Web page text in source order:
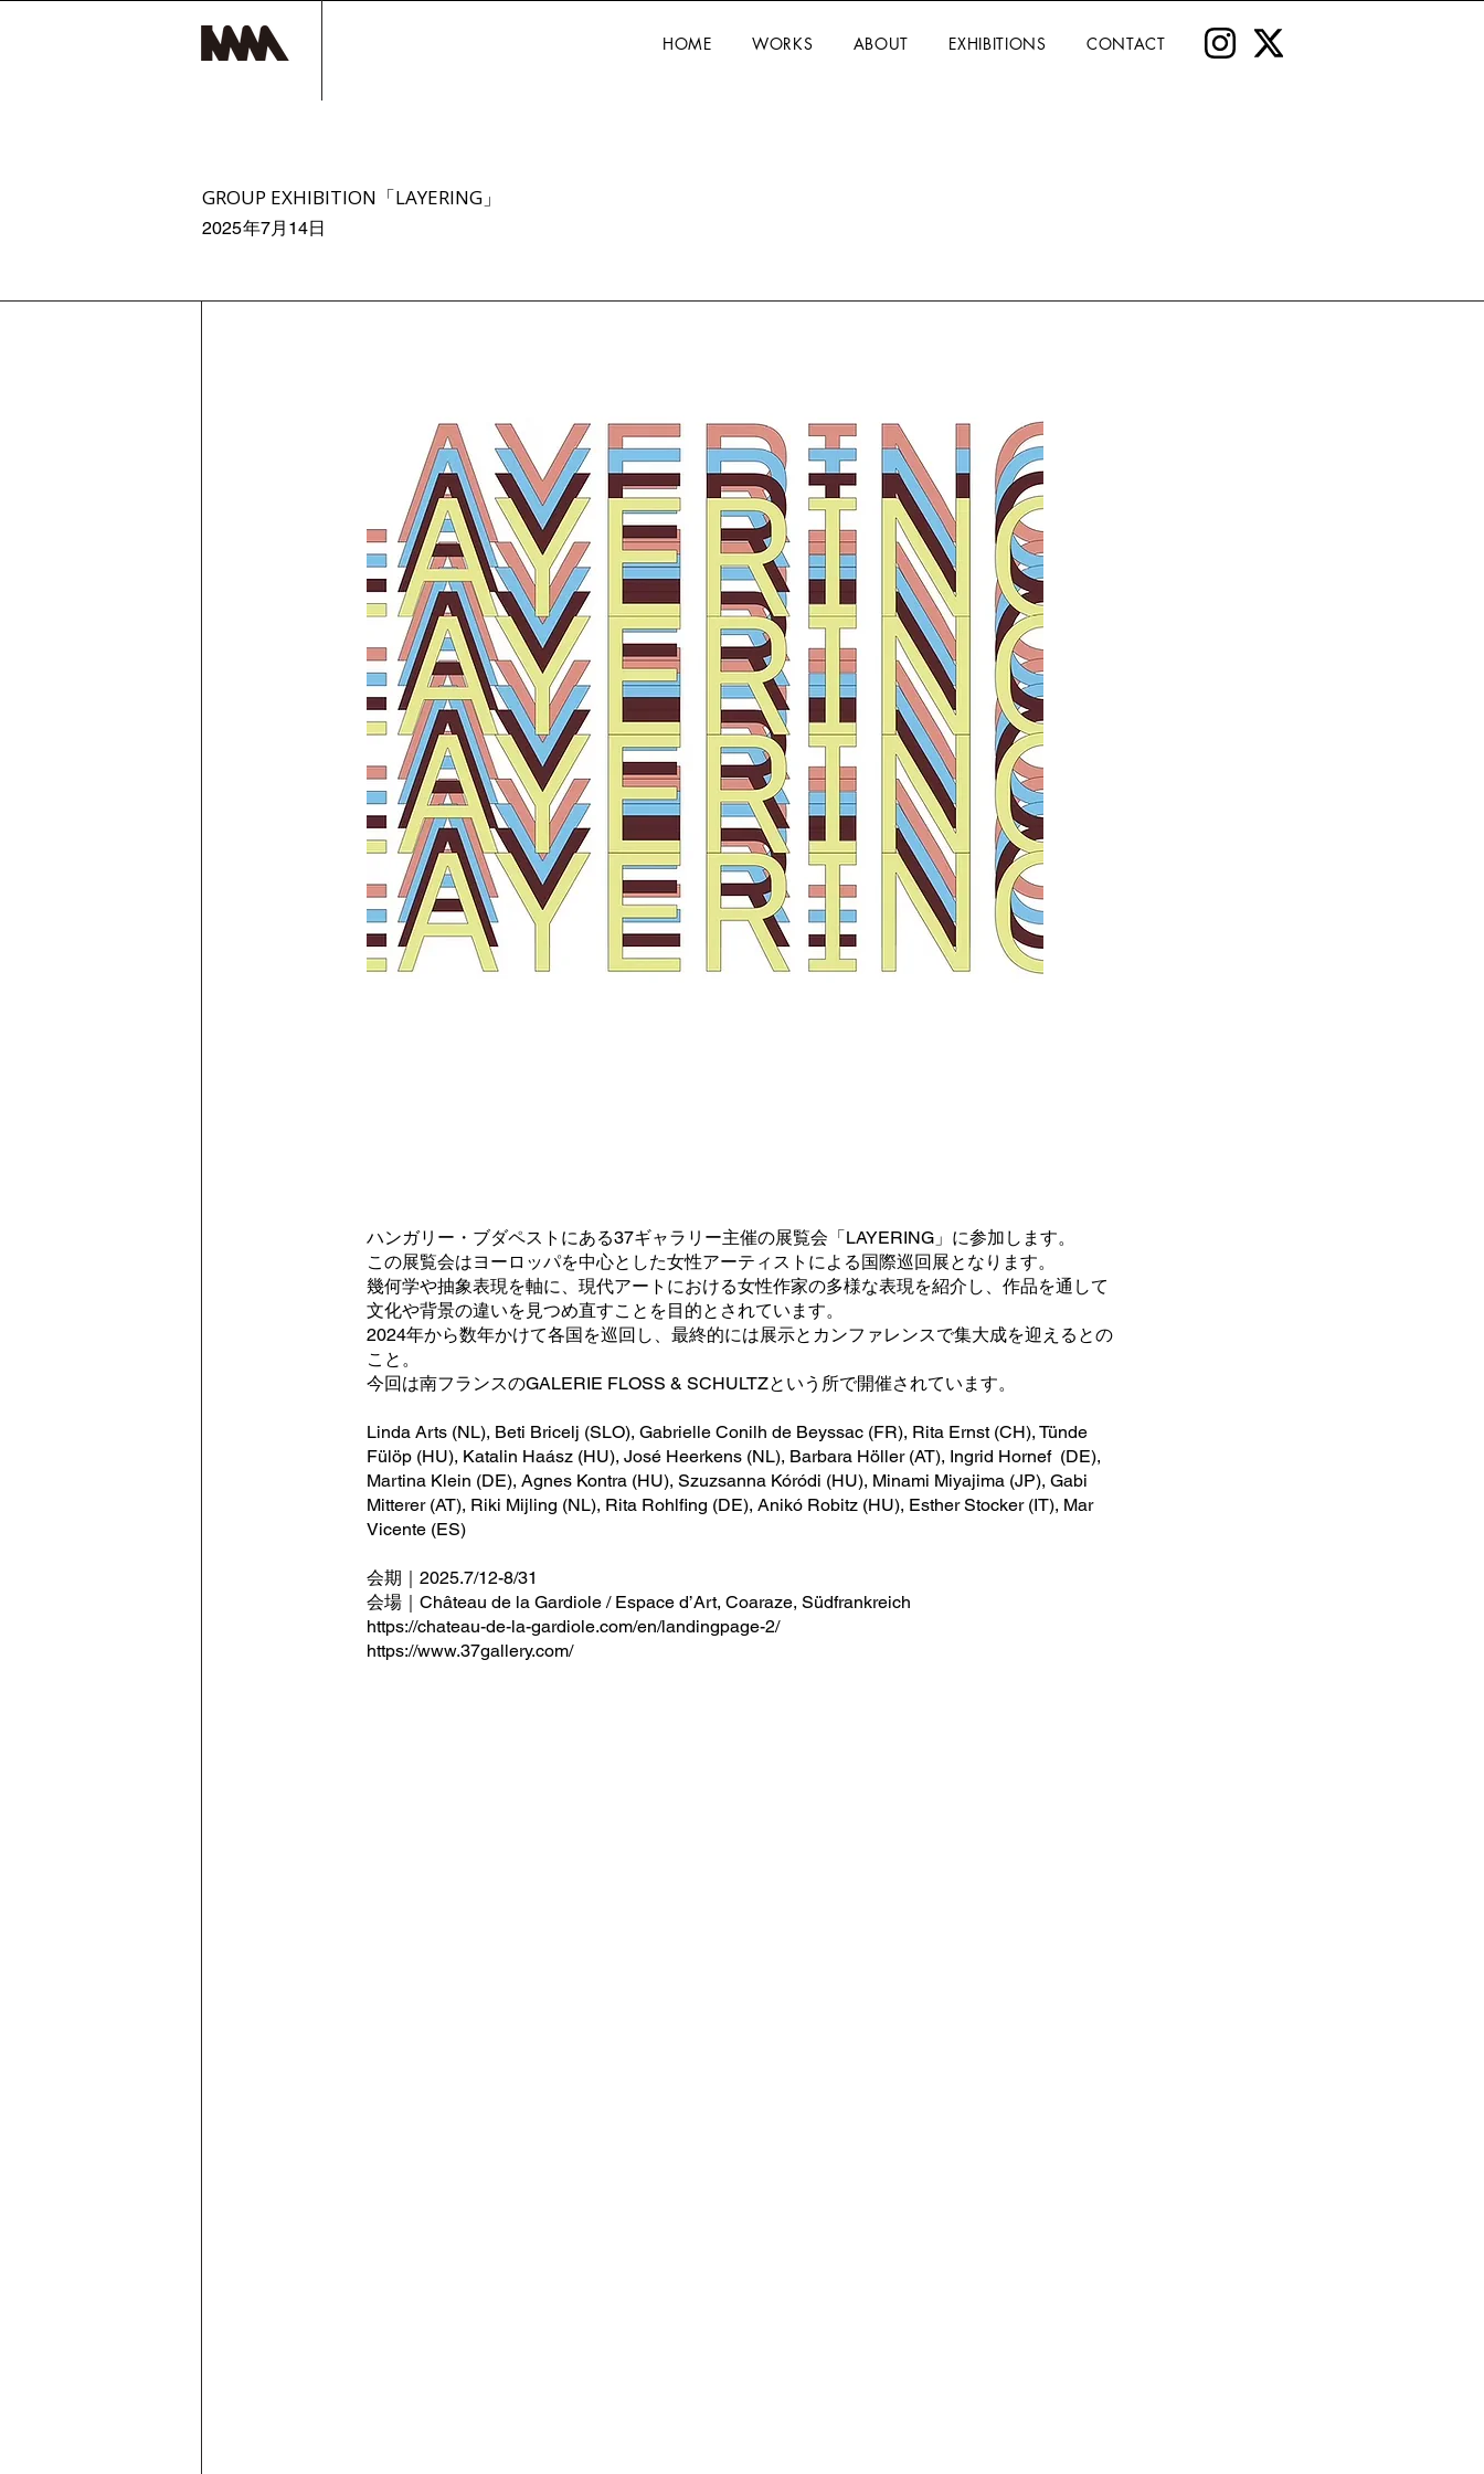
HOME WORKS ABOUT EXHIBITIONS CONTACT
GROUP EXHIBITION「LAYERING」
2025年7月14日
ハンガリー・ブダペストにある37ギャラリー主催の展覧会「LAYERING」に参加します。
この展覧会はヨーロッパを中心とした女性アーティストによる国際巡回展となります。
幾何学や抽象表現を軸に、現代アートにおける女性作家の多様な表現を紹介し、作品を通して
文化や背景の違いを見つめ直すことを目的とされています。
2024年から数年かけて各国を巡回し、最終的には展示とカンファレンスで集大成を迎えるとの
こと。
今回は南フランスのGALERIE FLOSS & SCHULTZという所で開催されています。
Linda Arts (NL), Beti Bricelj (SLO), Gabrielle Conilh de Beyssac (FR), Rita Ernst (CH), Tünde
Fülöp (HU), Katalin Haász (HU), José Heerkens (NL), Barbara Höller (AT), Ingrid Hornef (DE),
Martina Klein (DE), Agnes Kontra (HU), Szuzsanna Kóródi (HU), Minami Miyajima (JP), Gabi
Mitterer (AT), Riki Mijling (NL), Rita Rohlfing (DE), Anikó Robitz (HU), Esther Stocker (IT), Mar
Vicente (ES)
​会期｜2025.7/12-8/31
会場｜Château de la Gardiole / Espace d’Art, Coaraze, Südfrankreich
https://chateau-de-la-gardiole.com/en/landingpage-2/
https://www.37gallery.com/